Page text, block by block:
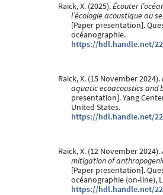
Raick, X. (2025).Écouter
l’écologie acoustique au
[Paper presentation].
océanographie.
https://hdl.handle.net/
Raick, X. (15 November 2024).
aquatic ecoacoustics and
presentation]. Yang
United States.
https://hdl.handle.net/
Raick, X. (12 November 2024).
mitigation of
[Paper presentation].
océanographie (on-line),
https://hdl.handle.net/